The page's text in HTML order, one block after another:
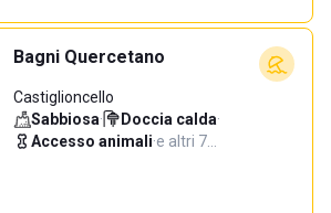
Bagni Quercetano
Castiglioncello
Sabbiosa· Doccia calda·
Accesso animali·e altri 7…